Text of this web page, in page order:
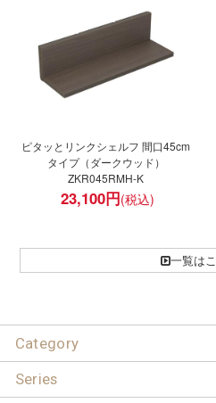
ピタッとリンクシェルフ 間口45cm
タイプ（ダークウッド）
ZKR045RMH-K
23,100円
一覧は
Category
Series